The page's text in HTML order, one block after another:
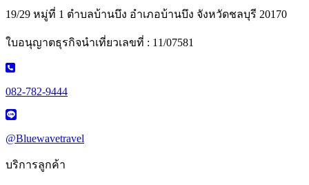
19/29 หมู่ที่ 1 ตำบลบ้านบึง อำเภอบ้านบึง จังหวัดชลบุรี 20170
ใบอนุญาตธุรกิจนำเที่ยวเลขที่ : 11/07581
082-782-9444
@Bluewavetravel
บริการลูกค้า